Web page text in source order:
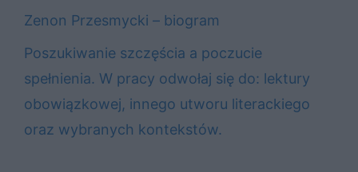
Zenon Przesmycki – biogram
Poszukiwanie szczęścia a poczucie
spełnienia. W pracy odwołaj się do: lektury
obowiązkowej, innego utworu literackiego
oraz wybranych kontekstów.